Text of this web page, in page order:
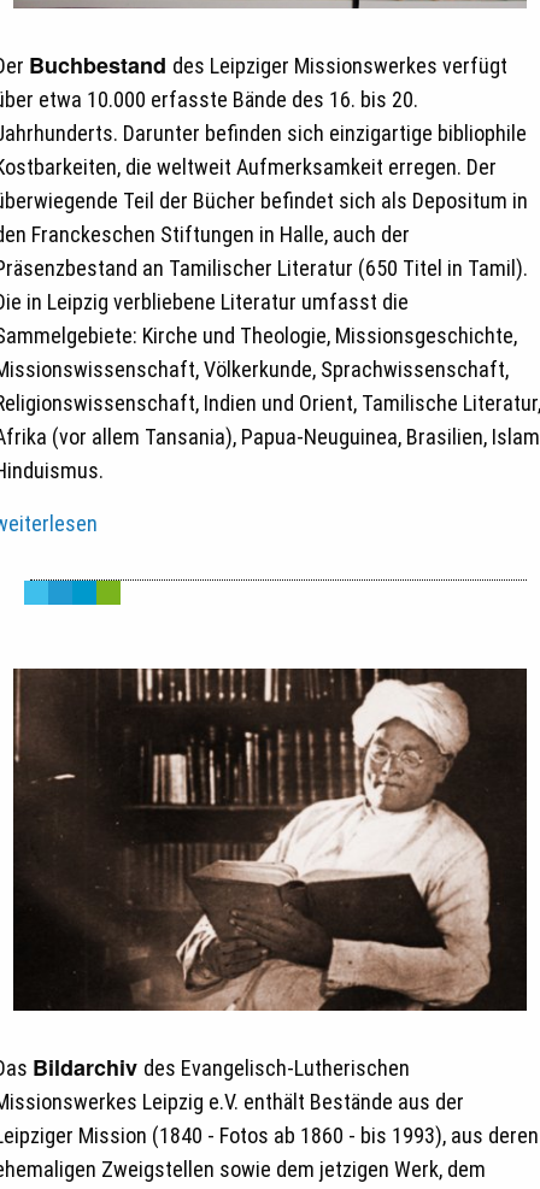
Buchbestand des Leipziger Missionswerkes verfügt
etwa 10.000 erfasste Bände des 16. bis 20.
Darunter befinden sich einzigartige bibliophile
die weltweit Aufmerksamkeit erregen. Der
Teil der Bücher befindet sich als Depositum in
Franckeschen Stiftungen in Halle, auch der
an Tamilischer Literatur (650 Titel in Tamil).
in Leipzig verbliebene Literatur umfasst die
Kirche und Theologie, Missionsgeschichte,
Völkerkunde, Sprachwissenschaft,
Indien und Orient, Tamilische Literatur,
(vor allem Tansania), Papua-Neuguinea, Brasilien,
Bildarchiv des Evangelisch-Lutherischen
Leipzig e.V. enthält Bestände aus der
Mission (1840 - Fotos ab 1860 - bis 1993), aus deren
Zweigstellen sowie dem jetzigen Werk, dem